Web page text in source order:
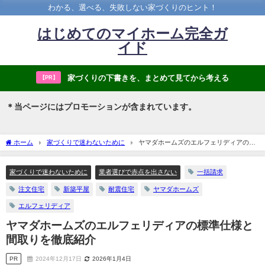
わかる、選べる、失敗しない家づくりのヒント！
はじめてのマイホーム完全ガ
イド
【PR】 家づくりの下書きを、まとめて見てから考える
＊当ページにはプロモーションが含まれています。
ホーム 家づくりで迷わないために
ヤマダホームズのエルフェリディアの標
準仕様と間取りを徹底紹介
家づくりで迷わないために 業者選びで赤点を出さない 一括請求
注文住宅 新築平屋 耐震住宅 ヤマダホームズ
エルフェリディア
ヤマダホームズのエルフェリディアの標準仕様と
間取りを徹底紹介
PR 2024年12月17日 2026年1月4日